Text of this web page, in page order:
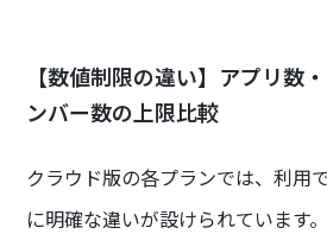
【数値制限の違い】アプリ数
ンバー数の上限比較
クラウド版の各プランでは、利用
に明確な違いが設けられています